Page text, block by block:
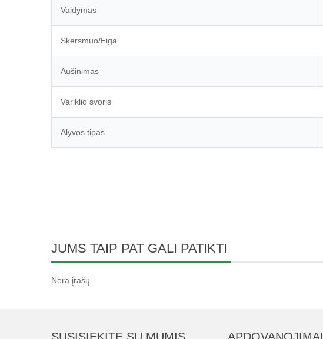
Valdymas
Skersmuo/Eiga
Aušinimas
Variklio svoris
Alyvos tipas
JUMS TAIP PAT GALI PATIKTI
Nėra įrašų